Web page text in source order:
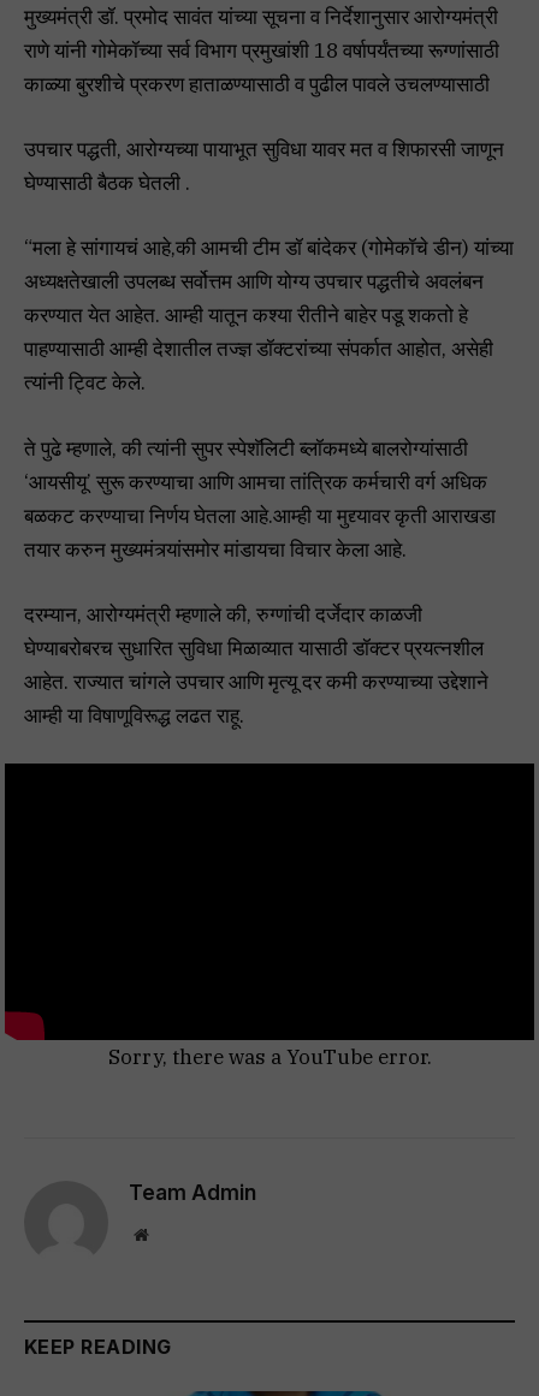
मुख्यमंत्री डॉ. प्रमोद सावंत यांच्या सूचना व निर्देशानुसार आरोग्यमंत्री
राणे यांनी गोमेकॉच्या सर्व विभाग प्रमुखांशी 18 वर्षापर्यंतच्या रूग्णांसाठी
काळ्या बुरशीचे प्रकरण हाताळण्यासाठी व पुढील पावले उचलण्यासाठी
उपचार पद्धती, आरोग्यच्या पायाभूत सुविधा यावर मत व शिफारसी जाणून
घेण्यासाठी बैठक घेतली .
“मला हे सांगायचं आहे,की आमची टीम डॉ बांदेकर (गोमेकॉचे डीन) यांच्या
अध्यक्षतेखाली उपलब्ध सर्वोत्तम आणि योग्य उपचार पद्धतीचे अवलंबन
करण्यात येत आहेत. आम्ही यातून कश्या रीतीने बाहेर पडू शकतो हे
पाहण्यासाठी आम्ही देशातील तज्ज्ञ डॉक्टरांच्या संपर्कात आहोत, असेही
त्यांनी ट्विट केले.
ते पुढे म्हणाले, की त्यांनी सुपर स्पेशॅलिटी ब्लॉकमध्ये बालरोग्यांसाठी
‘आयसीयू’ सुरू करण्याचा आणि आमचा तांत्रिक कर्मचारी वर्ग अधिक
बळकट करण्याचा निर्णय घेतला आहे.आम्ही या मुद्द्यावर कृती आराखडा
तयार करुन मुख्यमंत्र्यांसमोर मांडायचा विचार केला आहे.
दरम्यान, आरोग्यमंत्री म्हणाले की, रुग्णांची दर्जेदार काळजी
घेण्याबरोबरच सुधारित सुविधा मिळाव्यात यासाठी डॉक्टर प्रयत्नशील
आहेत. राज्यात चांगले उपचार आणि मृत्यू दर कमी करण्याच्या उद्देशाने
आम्ही या विषाणूविरूद्ध लढत राहू.
Sorry, there was a YouTube error.
Team Admin
Website
KEEP READING